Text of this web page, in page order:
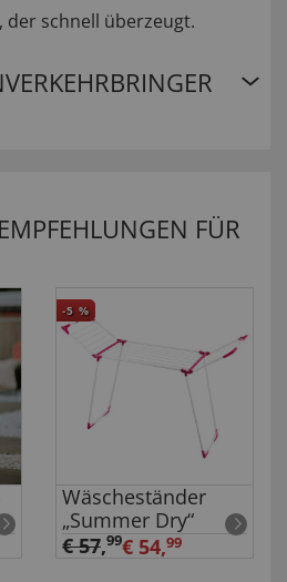
der schnell überzeugt.
FÜR
-5 %
Wäscheständer
„Summer Dry“
€ 57,99€ 54,99